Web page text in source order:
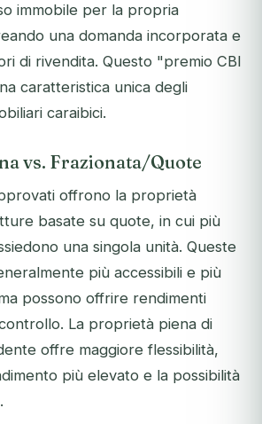
immobile per la propria
una domanda incorporata e
di rivendita. Questo "premio CBI
caratteristica unica degli
caraibici.
vs. Frazionata/Quote
offrono la proprietà
basate su quote, in cui più
una singola unità. Queste
più accessibili e più
possono offrire rendimenti
La proprietà piena di
offre maggiore flessibilità,
più elevato e la possibilità